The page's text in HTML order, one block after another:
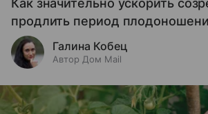
Как значительно ускорить
продлить период
Галина Кобец
Автор Дом Mail